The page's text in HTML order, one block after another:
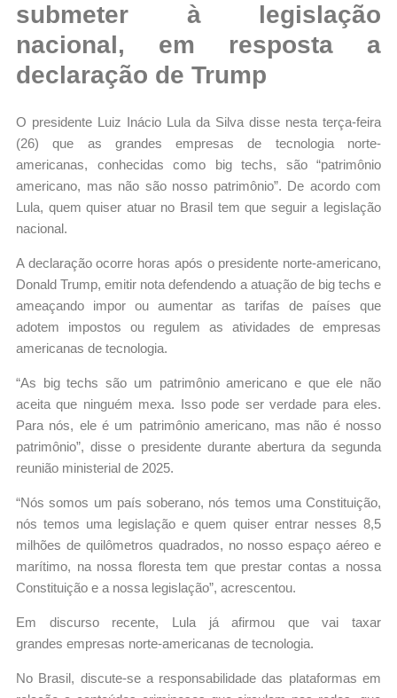
submeter à legislação
nacional, em resposta a
declaração de Trump
O presidente Luiz Inácio Lula da Silva disse nesta terça-feira
(26) que as grandes empresas de tecnologia norte-
americanas, conhecidas como big techs, são “patrimônio
americano, mas não são nosso patrimônio”. De acordo com
Lula, quem quiser atuar no Brasil tem que seguir a legislação
nacional.
A declaração ocorre horas após o presidente norte-americano,
Donald Trump, emitir nota defendendo a atuação de big techs e
ameaçando impor ou aumentar as tarifas de países que
adotem impostos ou regulem as atividades de empresas
americanas de tecnologia.
“As big techs são um patrimônio americano e que ele não
aceita que ninguém mexa. Isso pode ser verdade para eles.
Para nós, ele é um patrimônio americano, mas não é nosso
patrimônio”, disse o presidente durante abertura da segunda
reunião ministerial de 2025.
“Nós somos um país soberano, nós temos uma Constituição,
nós temos uma legislação e quem quiser entrar nesses 8,5
milhões de quilômetros quadrados, no nosso espaço aéreo e
marítimo, na nossa floresta tem que prestar contas a nossa
Constituição e a nossa legislação”, acrescentou.
Em discurso recente, Lula já afirmou que vai taxar
grandes empresas norte-americanas de tecnologia.
No Brasil, discute-se a responsabilidade das plataformas em